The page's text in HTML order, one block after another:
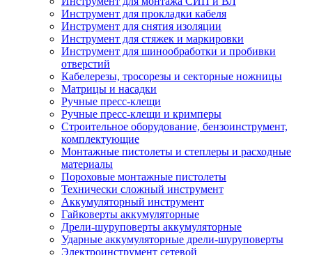
Инструмент для прокладки кабеля
Инструмент для снятия изоляции
Инструмент для стяжек и маркировки
Инструмент для шинообработки и пробивки
отверстий
Кабелерезы, тросорезы и секторные ножницы
Матрицы и насадки
Ручные пресс-клещи
Ручные пресс-клещи и кримперы
Строительное оборудование, бензоинструмент,
комплектующие
Монтажные пистолеты и степлеры и расходные
материалы
Пороховые монтажные пистолеты
Технически сложный инструмент
Аккумуляторный инструмент
Гайковерты аккумуляторные
Дрели-шуруповерты аккумуляторные
Ударные аккумуляторные дрели-шуруповерты
Электроинструмент сетевой